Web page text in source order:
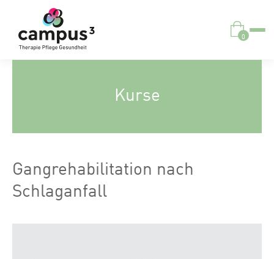
0
Kurse
Gangrehabilitation nach
Schlaganfall